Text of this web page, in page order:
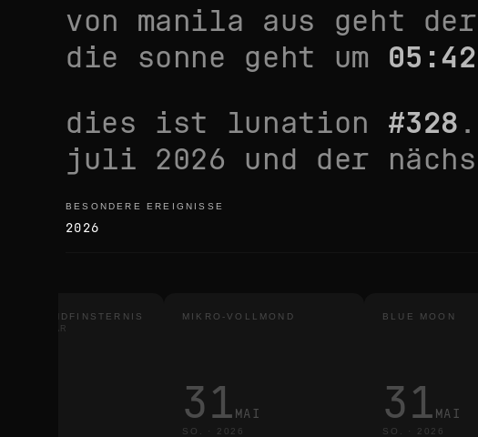
von manila aus geht der
die sonne geht um 05:42
dies ist lunation #328
juli 2026 und der
besondere ereignisse
BESONDERE EREIGNISSE
2026
MONDFINSTERNIS
SICHTBAR
MIKRO-VOLLMOND
31 MAI
SO. · 2026
BLUE MOON
31 MAI
SO. · 2026